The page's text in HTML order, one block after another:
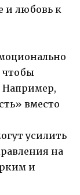
и любовь к
чтобы
Например,
вместо
усилить
на
и